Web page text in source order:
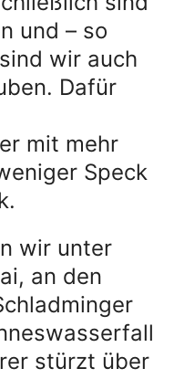
und – so
wir auch
Dafür
mit mehr
Speck
wir unter
an den
stürzt über